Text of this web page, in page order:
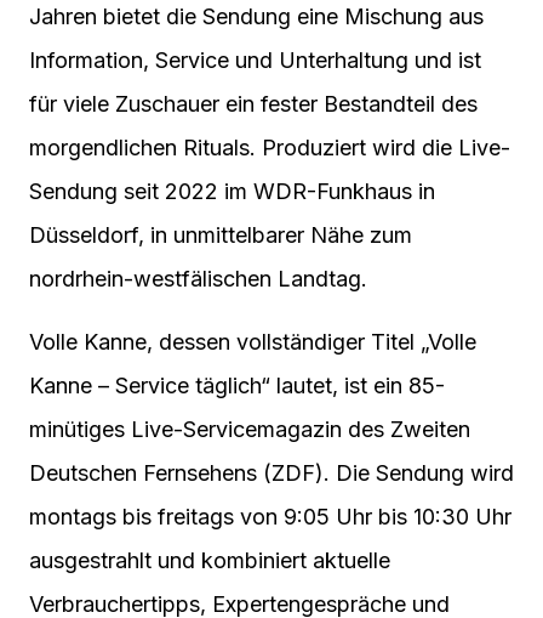
Jahren bietet die Sendung eine Mischung aus
Information, Service und Unterhaltung und ist
für viele Zuschauer ein fester Bestandteil des
morgendlichen Rituals. Produziert wird die Live-
Sendung seit 2022 im WDR-Funkhaus in
Düsseldorf, in unmittelbarer Nähe zum
nordrhein-westfälischen Landtag.
Volle Kanne, dessen vollständiger Titel „Volle
Kanne – Service täglich“ lautet, ist ein 85-
minütiges Live-Servicemagazin des Zweiten
Deutschen Fernsehens (ZDF). Die Sendung wird
montags bis freitags von 9:05 Uhr bis 10:30 Uhr
ausgestrahlt und kombiniert aktuelle
Verbrauchertipps, Expertengespräche und